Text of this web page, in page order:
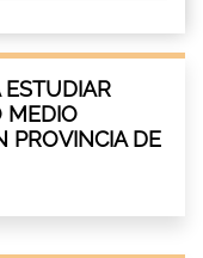
MEDIO
PROVINCIA DE